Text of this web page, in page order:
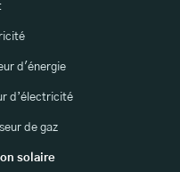
d'énergie
d’électricité
de gaz
solaire